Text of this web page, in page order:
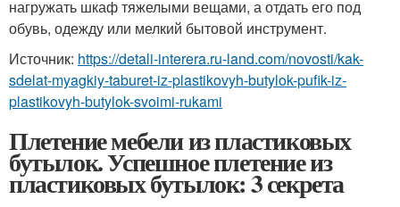
нагружать шкаф тяжелыми вещами, а отдать его под
обувь, одежду или мелкий бытовой инструмент.
Источник: https://detali-interera.ru-land.com/novosti/kak-
sdelat-myagkiy-taburet-iz-plastikovyh-butylok-pufik-iz-
plastikovyh-butylok-svoimi-rukami
Плетение мебели из пластиковых
бутылок. Успешное плетение из
пластиковых бутылок: 3 секрета